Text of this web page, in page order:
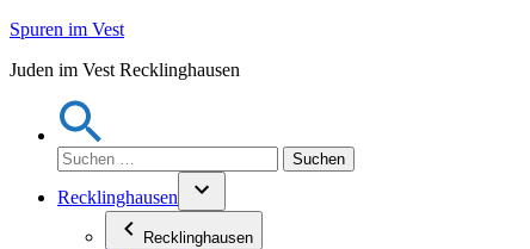
Zum
springen
Spuren im Vest
Juden im Vest Recklinghausen
Suchen
nach:
Recklinghausen
Recklinghausen